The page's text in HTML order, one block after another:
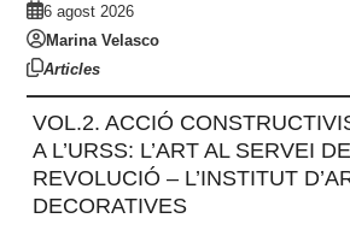
6 agost 2026
Marina Velasco
Articles
VOL.2. ACCIÓ
A L’URSS: L’ART AL SERVEI
REVOLUCIÓ – L’INSTITUT
DECORATIVES